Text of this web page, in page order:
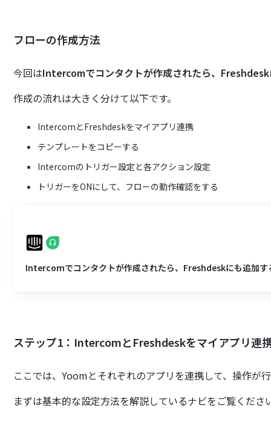
フローの作成方法
今回はIntercomでコンタクトが作成されたら、
作成の流れは大きく分けて以下です。
IntercomとFreshdeskをマイアプリ連携
テンプレートをコピーする
Intercomのトリガー設定と各アクション設定
トリガーをONにして、フローの動作確認をする
Intercomでコンタクトが作成されたら、Freshdeskにも追加す
ステップ1：IntercomとFreshdeskをマイアプリ連
ここでは、Yoomとそれぞれのアプリを連携して、操作が
まずは基本的な設定方法を解説しているナビをご覧くださ